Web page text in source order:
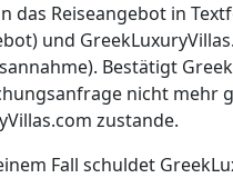
das Reiseangebot in
und
Bestätigt
nicht mehr
zustande.
Fall schuldet